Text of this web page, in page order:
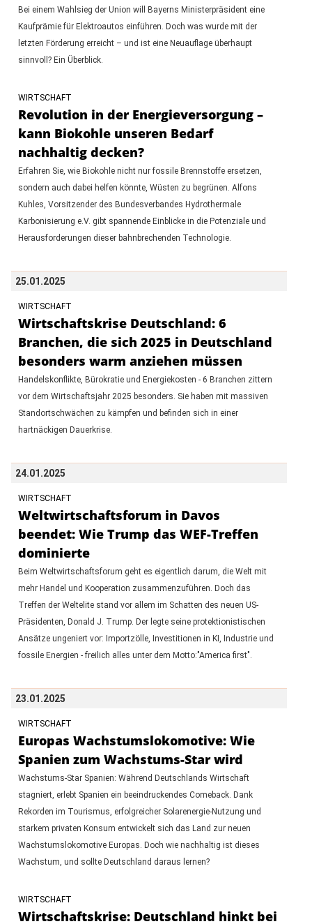
Bei einem Wahlsieg der Union will Bayerns Ministerpräsident eine
Kaufprämie für Elektroautos einführen. Doch was wurde mit der
letzten Förderung erreicht – und ist eine Neuauflage überhaupt
sinnvoll? Ein Überblick.
WIRTSCHAFT
Revolution in der Energieversorgung –
kann Biokohle unseren Bedarf
nachhaltig decken?
Erfahren Sie, wie Biokohle nicht nur fossile Brennstoffe ersetzen,
sondern auch dabei helfen könnte, Wüsten zu begrünen. Alfons
Kuhles, Vorsitzender des Bundesverbandes Hydrothermale
Karbonisierung e.V. gibt spannende Einblicke in die Potenziale und
Herausforderungen dieser bahnbrechenden Technologie.
25.01.2025
WIRTSCHAFT
Wirtschaftskrise Deutschland: 6
Branchen, die sich 2025 in Deutschland
besonders warm anziehen müssen
Handelskonflikte, Bürokratie und Energiekosten - 6 Branchen zittern
vor dem Wirtschaftsjahr 2025 besonders. Sie haben mit massiven
Standortschwächen zu kämpfen und befinden sich in einer
hartnäckigen Dauerkrise.
24.01.2025
WIRTSCHAFT
Weltwirtschaftsforum in Davos
beendet: Wie Trump das WEF-Treffen
dominierte
Beim Weltwirtschaftsforum geht es eigentlich darum, die Welt mit
mehr Handel und Kooperation zusammenzuführen. Doch das
Treffen der Weltelite stand vor allem im Schatten des neuen US-
Präsidenten, Donald J. Trump. Der legte seine protektionistischen
Ansätze ungeniert vor: Importzölle, Investitionen in KI, Industrie und
fossile Energien - freilich alles unter dem Motto:"America first".
23.01.2025
WIRTSCHAFT
Europas Wachstumslokomotive: Wie
Spanien zum Wachstums-Star wird
Wachstums-Star Spanien: Während Deutschlands Wirtschaft
stagniert, erlebt Spanien ein beeindruckendes Comeback. Dank
Rekorden im Tourismus, erfolgreicher Solarenergie-Nutzung und
starkem privaten Konsum entwickelt sich das Land zur neuen
Wachstumslokomotive Europas. Doch wie nachhaltig ist dieses
Wachstum, und sollte Deutschland daraus lernen?
WIRTSCHAFT
Wirtschaftskrise: Deutschland hinkt bei